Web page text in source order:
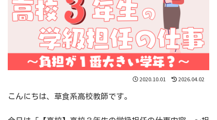
2020.10.01 2026.04.02
こんにちは、草食系高校教師です。